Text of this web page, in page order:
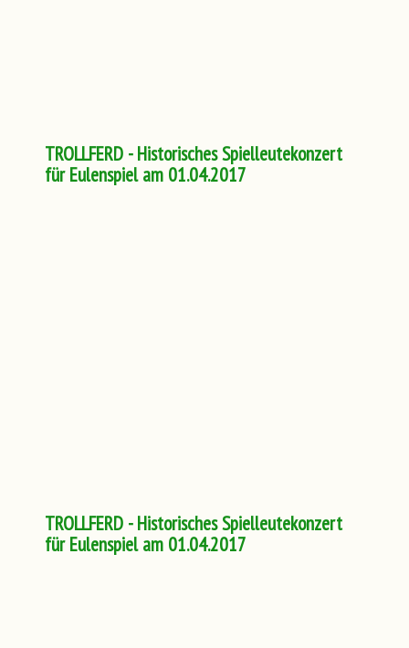
TROLLFERD - Historisches Spielleutekonzert
für Eulenspiel am 01.04.2017
TROLLFERD - Historisches Spielleutekonzert
für Eulenspiel am 01.04.2017